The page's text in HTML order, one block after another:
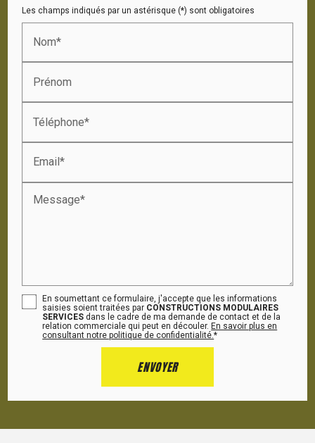
Les champs indiqués par un astérisque (*) sont obligatoires
Nom*
Prénom
Téléphone*
Email*
Message*
En soumettant ce formulaire, j'accepte que les informations
saisies soient traitées par CONSTRUCTIONS MODULAIRES
SERVICES dans le cadre de ma demande de contact et de la
relation commerciale qui peut en découler.En savoir plus en
consultant notre politique de confidentialité.*